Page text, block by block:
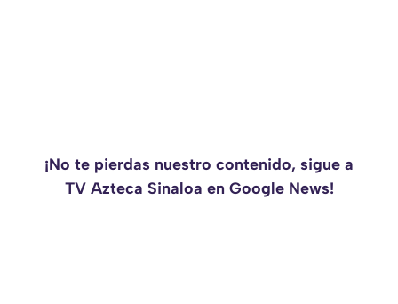
¡No te pierdas nuestro contenido, sigue a
TV Azteca Sinaloa en Google News!